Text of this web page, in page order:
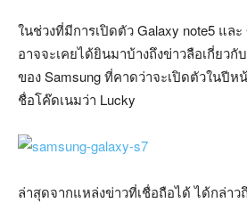
ในช่วงที่มีการเปิดตัว Galaxy note5 แล
อาจจะเคยได้ยินมาบ้างถึงข่าวลือเกี่ยวกั
ของ Samsung ที่คาดว่าจะเปิดตัวในปีห
ชื่อโค๊ดเนมว่า Lucky
ล่าสุดจากแหล่งข่าวที่เชื่อถือได้ ได้กล่าว